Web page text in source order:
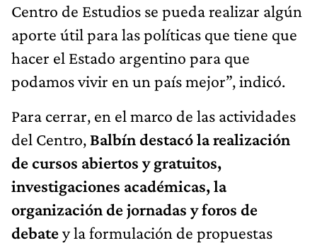
Centro de Estudios se pueda realizar algún
aporte útil para las políticas que tiene que
hacer el Estado argentino para que
podamos vivir en un país mejor”, indicó.
Para cerrar, en el marco de las actividades
del Centro, Balbín destacó la realización
de cursos abiertos y gratuitos,
investigaciones académicas, la
organización de jornadas y foros de
debatey la formulación de propuestas